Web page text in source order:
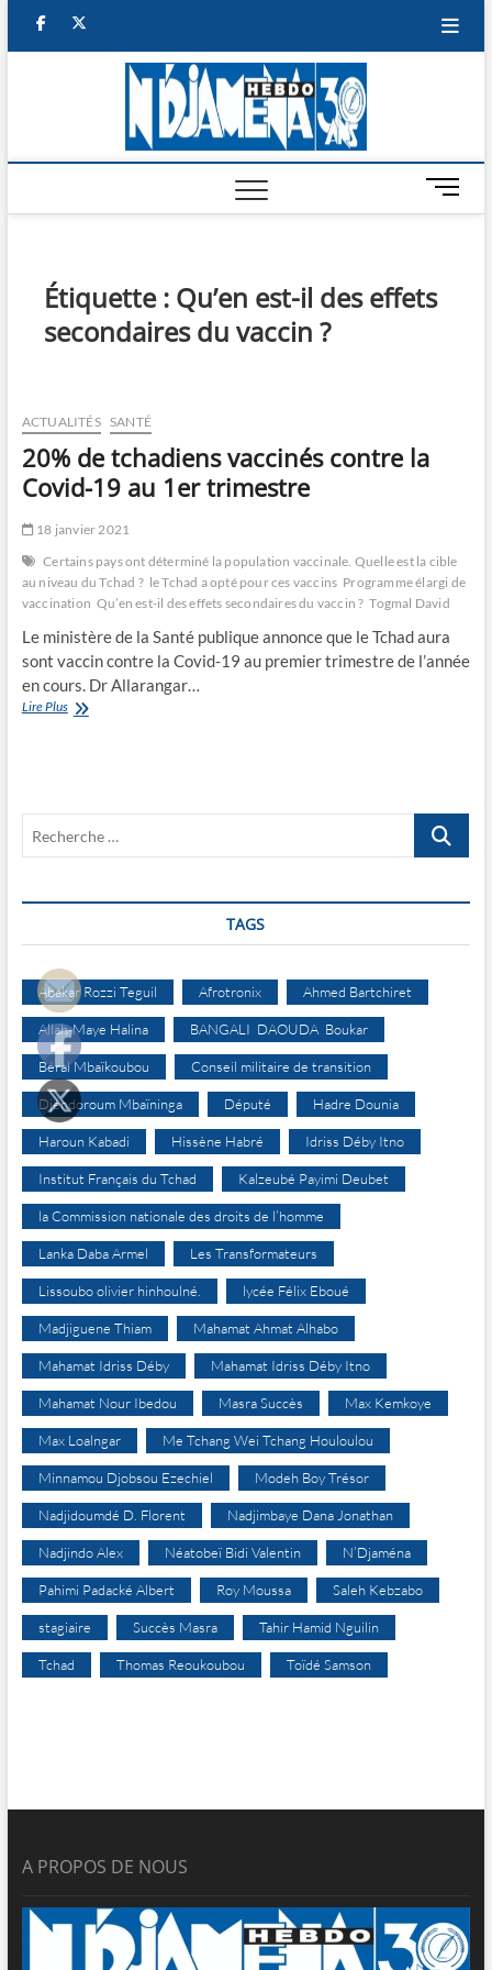
facebook
M
e
u
Étiquette : Qu’en est-il des effets
secondaires du vaccin ?
ACTUALITÉS SANTÉ
20% de tchadiens vaccinés contre la
Covid-19 au 1er trimestre
18 janvier 2021
Certains pays ont déterminé la population vaccinale. Quelle est la cible
au niveau du Tchad ? le Tchad a opté pour ces vaccins Programme élargi de
vaccination Qu’en est-il des effets secondaires du vaccin ? Togmal David
Le ministère de la Santé publique annonce que le Tchad aura
sont vaccin contre la Covid-19 au premier trimestre de l’année
en cours. Dr Allarangar…
Lire Plus20%
19
trimestre
Recherche
TAGS
Abakar Rozzi Teguil Afrotronix Ahmed Bartchiret
Allah-Maye Halina BANGALI DAOUDA Boukar
Béral Mbaïkoubou Conseil militaire de transition
Djéndoroum Mbaïninga Député Hadre Dounia
Haroun Kabadi Hissène Habré Idriss Déby Itno
Institut Français du Tchad Kalzeubé Payimi Deubet
la Commission nationale des droits de l’homme
Lanka Daba Armel Les Transformateurs
Lissoubo olivier hinhoulné. lycée Félix Eboué
Madjiguene Thiam Mahamat Ahmat Alhabo
Mahamat Idriss Déby Mahamat Idriss Déby Itno
Mahamat Nour Ibedou Masra Succès Max Kemkoye
Max Loalngar Me Tchang Wei Tchang Houloulou
Minnamou Djobsou Ezechiel Modeh Boy Trésor
Nadjidoumdé D. Florent Nadjimbaye Dana Jonathan
Nadjindo Alex Néatobeï Bidi Valentin N’Djaména
Pahimi Padacké Albert Roy Moussa Saleh Kebzabo
stagiaire Succès Masra Tahir Hamid Nguilin
Tchad Thomas Reoukoubou Toïdé Samson
A PROPOS DE NOUS